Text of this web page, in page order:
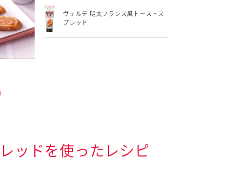
ヴェルデ 明太フランス風トーストス
プレッド
ッドを使ったレシピ